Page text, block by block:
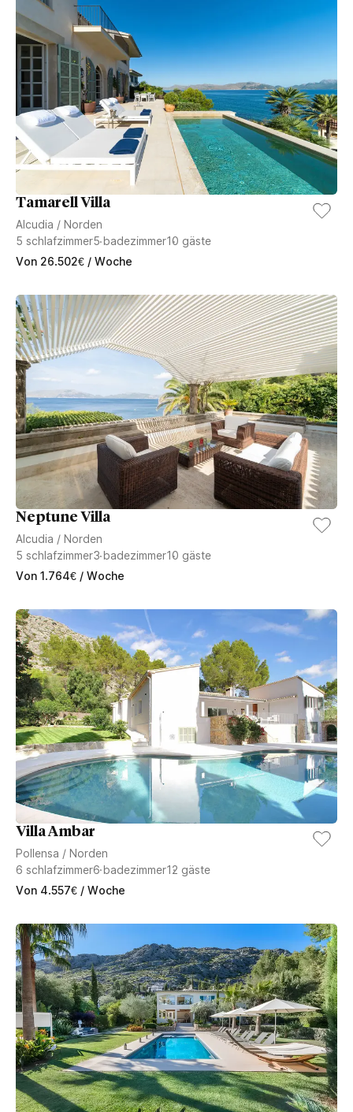
Tamarell Villa
Alcudia / Norden
5 schlafzimmer5badezimmer10 gäste
Von 26.502€ / Woche
Neptune Villa
Alcudia / Norden
5 schlafzimmer3badezimmer10 gäste
Von 1.764€ / Woche
Villa Ambar
Pollensa / Norden
6 schlafzimmer6badezimmer12 gäste
Von 4.557€ / Woche